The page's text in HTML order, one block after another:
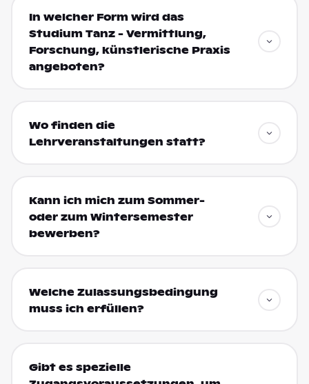
In welcher Form wird das
Studium Tanz - Vermittlung,
Forschung, künstlerische Praxis
angeboten?
Wo finden die
Lehrveranstaltungen statt?
Kann ich mich zum Sommer-
oder zum Wintersemester
bewerben?
Welche Zulassungsbedingung
muss ich erfüllen?
Gibt es spezielle